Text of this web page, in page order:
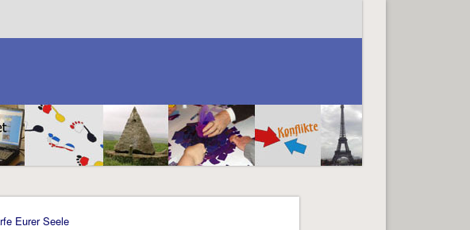
Eurer Seele